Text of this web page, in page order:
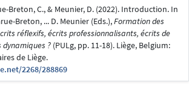
Breton, C., & Meunier, D. (2022). Introduction. In
Breton, ... D. Meunier (Eds.),Formation des
réflexifs, écrits professionnalisants, écrits de
dynamiques ? (PULg, pp. 11-18). Liège, Belgium:
de Liège.
2268/288869